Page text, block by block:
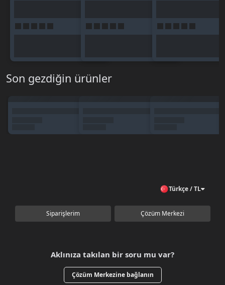
Son gezdiğin ürünler
Türkçe / TL
Siparişlerim Çözüm Merkezi
Aklınıza takılan bir soru mu var?
Çözüm Merkezine bağlanın